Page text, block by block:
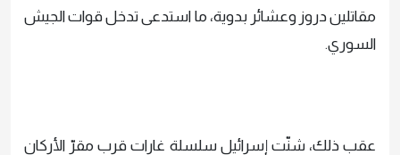
مقاتلين دروز وعشائر بدوية، ما استدعى تدخل قوات الجيش
السوري.
عقب ذلك، شنّت إسرائيل سلسلة غارات قرب مقرّ الأركان